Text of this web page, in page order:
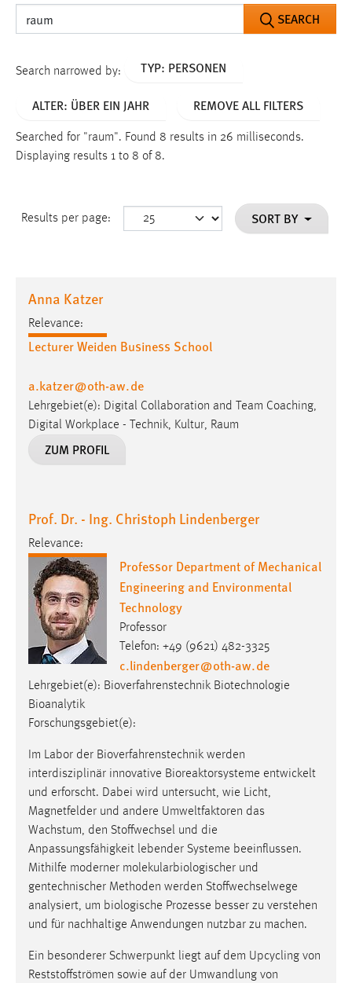
SEARCH
Search narrowed by: TYP: PERSONEN
ALTER: ÜBER EIN JAHR REMOVE ALL FILTERS
Searched for "raum". Found 8 results in 26 milliseconds.
Displaying results 1 to 8 of 8.
Results per page: SORT BY
Anna Katzer
Relevance:
Lecturer Weiden Business School
a.katzer@oth-aw.de
Lehrgebiet(e): Digital Collaboration and Team Coaching,
Digital Workplace - Technik, Kultur, Raum
ZUM PROFIL
Prof. Dr. - Ing. Christoph Lindenberger
Relevance:
Professor Department of Mechanical
Engineering and Environmental
Technology
Professor
Telefon: +49 (9621) 482-3325
c.lindenberger@oth-aw.de
Lehrgebiet(e): Bioverfahrenstechnik Biotechnologie
Bioanalytik
Forschungsgebiet(e):
Im Labor der Bioverfahrenstechnik werden
interdisziplinär innovative Bioreaktorsysteme entwickelt
und erforscht. Dabei wird untersucht, wie Licht,
Magnetfelder und andere Umweltfaktoren das
Wachstum, den Stoffwechsel und die
Anpassungsfähigkeit lebender Systeme beeinflussen.
Mithilfe moderner molekularbiologischer und
gentechnischer Methoden werden Stoffwechselwege
analysiert, um biologische Prozesse besser zu verstehen
und für nachhaltige Anwendungen nutzbar zu machen.
Ein besonderer Schwerpunkt liegt auf dem Upcycling von
Reststoffströmen sowie auf der Umwandlung von